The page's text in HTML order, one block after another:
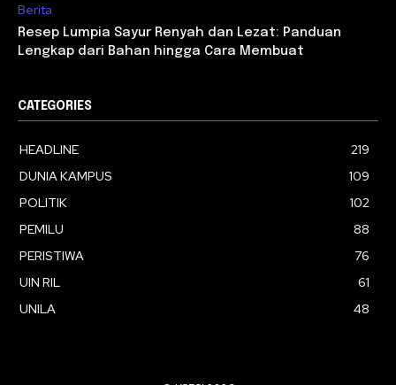
Berita
Resep Lumpia Sayur Renyah dan Lezat: Panduan
Lengkap dari Bahan hingga Cara Membuat
CATEGORIES
HEADLINE
219
DUNIA KAMPUS
109
POLITIK
102
PEMILU
88
PERISTIWA
76
UIN RIL
61
UNILA
48